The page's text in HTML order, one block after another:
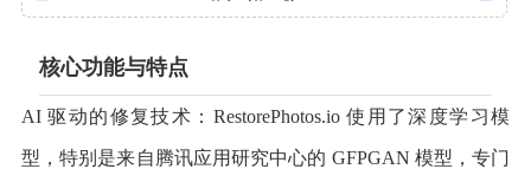
核心功能与特点
AI 驱动的修复技术：RestorePhotos.io 使用了深度学习模
型，特别是来自腾讯应用研究中心的 GFPGAN 模型，专门